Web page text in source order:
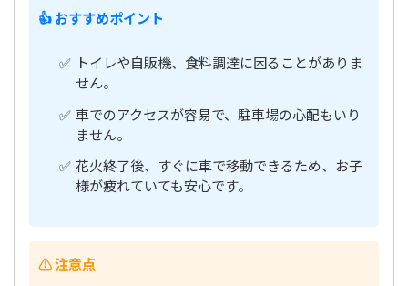
👍 おすすめポイント
トイレや自販機、食料調達に困ることがありま
せん。
車でのアクセスが容易で、駐車場の心配もいり
ません。
花火終了後、すぐに車で移動できるため、お子
様が疲れていても安心です。
⚠️ 注意点